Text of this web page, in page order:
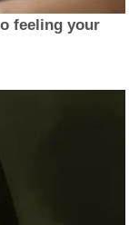
feeling your